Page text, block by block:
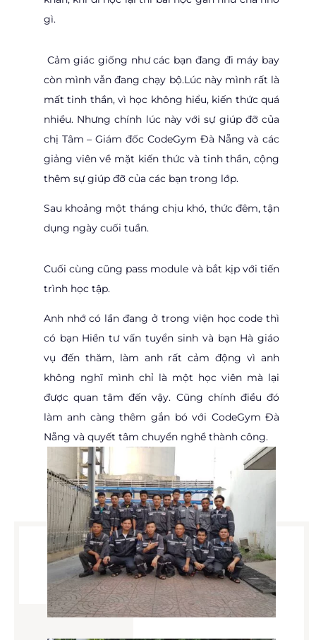
gì.
Cảm giác giống như các bạn đang đi máy bay
còn mình vẫn đang chạy bộ.Lúc này mình rất là
mất tinh thần, vì học không hiểu, kiến thức quá
nhiều. Nhưng chính lúc này với sự giúp đỡ của
chị Tâm – Giám đốc CodeGym Đà Nẵng và các
giảng viên về mặt kiến thức và tinh thần, cộng
thêm sự giúp đỡ của các bạn trong lớp.
Sau khoảng một tháng chịu khó, thức đêm, tận
dụng ngày cuối tuần.
Cuối cùng cũng pass module và bắt kịp với tiến
trình học tập.
Anh nhớ có lần đang ở trong viện học code thì
có bạn Hiền tư vấn tuyển sinh và bạn Hà giáo
vụ đến thăm, làm anh rất cảm động vì anh
không nghĩ mình chỉ là một học viên mà lại
được quan tâm đến vậy. Cũng chính điều đó
làm anh càng thêm gắn bó với CodeGym Đà
Nẵng và quyết tâm chuyển nghề thành công.